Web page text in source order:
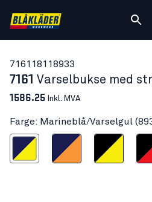
71611811 8933
7161 Varselbukse med
1586.25 Inkl. MVA
Farge: Marineblå/Varselgul
Varselgul
Marineblå/Varseloransje
Svart/Varselgul
Svart/